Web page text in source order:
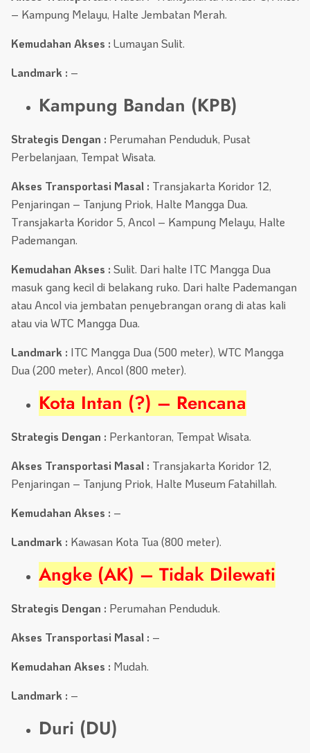
– Kampung Melayu, Halte Jembatan Merah.
Kemudahan Akses : Lumayan Sulit.
Landmark : –
Kampung Bandan (KPB)
Strategis Dengan : Perumahan Penduduk, Pusat
Perbelanjaan, Tempat Wisata.
Akses Transportasi Masal : Transjakarta Koridor 12,
Penjaringan – Tanjung Priok, Halte Mangga Dua.
Transjakarta Koridor 5, Ancol – Kampung Melayu, Halte
Pademangan.
Kemudahan Akses : Sulit. Dari halte ITC Mangga Dua
masuk gang kecil di belakang ruko. Dari halte Pademangan
atau Ancol via jembatan penyebrangan orang di atas kali
atau via WTC Mangga Dua.
Landmark : ITC Mangga Dua (500 meter), WTC Mangga
Dua (200 meter), Ancol (800 meter).
Kota Intan (?) – Rencana
Strategis Dengan : Perkantoran, Tempat Wisata.
Akses Transportasi Masal : Transjakarta Koridor 12,
Penjaringan – Tanjung Priok, Halte Museum Fatahillah.
Kemudahan Akses : –
Landmark : Kawasan Kota Tua (800 meter).
Angke (AK) – Tidak Dilewati
Strategis Dengan : Perumahan Penduduk.
Akses Transportasi Masal : –
Kemudahan Akses : Mudah.
Landmark : –
Duri (DU)